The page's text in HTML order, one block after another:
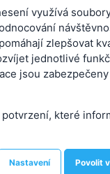
městské části
20. 3. 2018 0:00
využívá
zlepšovat
jednotlivé
jsou
potvrzení, které
Nastavení Povolit